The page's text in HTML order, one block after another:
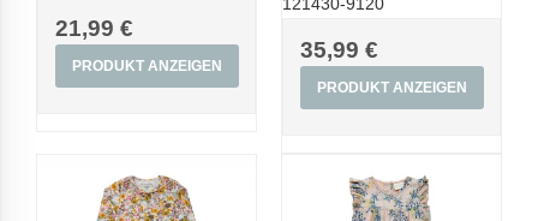
21,99 €
PRODUKT ANZEIGEN
35,99 €
PRODUKT ANZEIGEN